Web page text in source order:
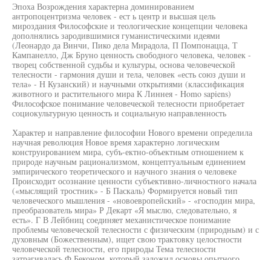
Эпоха Возрождения характерна доминированием
антропоцентризма человек - ест ь центр и высшая цель
мироздания Философские и теологические концепции человека
дополнялись зародившимися гуманистическими идеями
(Леонардо да Винчи, Пико дела Мирадола, П Помпонацца, Т
Кампанелло, Дж Бруно ценность свободного человека, человек -
творец собственной судьбы и культуры, основа человеческой
телесности - гармония души и тела, человек «есть союз души и
тела» - Н Кузанский) и научными открытиями (классификация
животного и растительного мира К Линнея - Homo sapiens)
Философское понимание человеческой телесности приобретает
социокультурную ценность и социальную направленность
Характер и направление философии Нового времени определила
научная революция Новое время характерно логическим
конструированием мира, субъ-ектно-объектным отношением к
природе научным рационализмом, концептуальным единением
эмпирического теоретического и научного знания о человеке
Происходит осознание ценности субъективно-личностного начала
(«мыслящий тростник» - Б Паскаль) Формируется новый тип
человеческого мышления - «новоевропейский» - «господин мира,
преобразователь мира» Р Декарт «Я мыслю, следовательно, я
есть». Г В Лейбниц соединяет механистическое понимание
проблемы человеческой телесности с физическим (природным) и с
духовным (Божественным), ищет свою трактовку целостности
человеческой телесности, его природы Тема телесности